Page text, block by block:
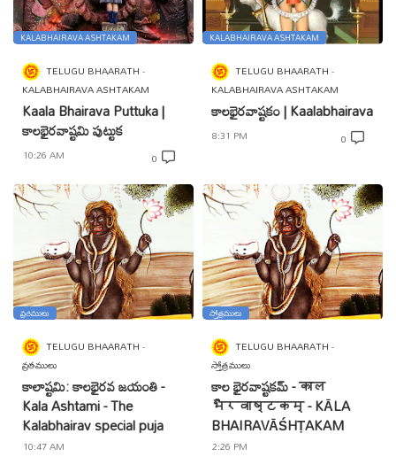
KALABHAIRAVA ASHTAKAM
TELUGU BHAARATH
KALABHAIRAVA ASHTAKAM
Kaala Bhairava Puttuka |
కాలభైరవాష్టమి పుట్టుక
10:26 AM 0
KALABHAIRAVA ASHTAKAM
TELUGU BHAARATH
KALABHAIRAVA ASHTAKAM
కాలభైరవాష్టకం | Kaalabhairava
8:31 PM 0
వ్రతములు
TELUGU BHAARATH
వ్రతములు
కాలాష్టమి: కాలభైరవ జయంతి -
Kala Ashtami - The
Kalabhairav special puja
10:47 AM
స్తోత్రములు
TELUGU BHAARATH
స్తోత్రములు
కాల భైరవాష్టకమ్ - काल
भैरवाष्टकम् - KĀLA
BHAIRAVĀŚHṬAKAM
2:26 PM